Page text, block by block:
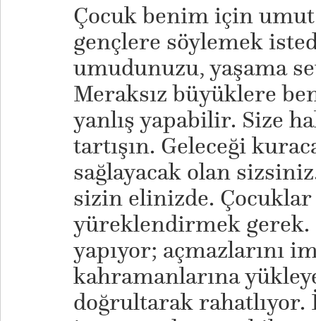
Çocuk benim için
gençlere söylemek
umudunuzu, yaşama
Meraksız büyüklere
yanlış yapabilir. Size
tartışın. Geleceği
sağlayacak olan
sizin elinizde. Çocuklar
yüreklendirmek gerek.
yapıyor; açmazlarını
kahramanlarına
doğrultarak